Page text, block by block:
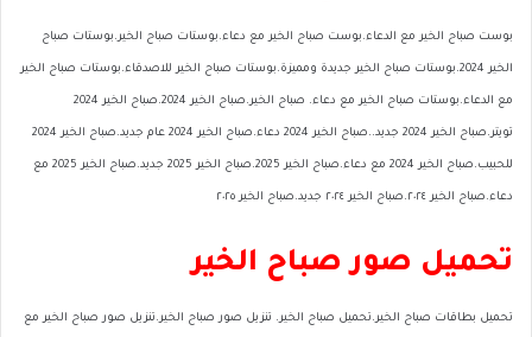
بوست صباح الخير مع الدعاء.بوست صباح الخير مع دعاء.بوستات صباح الخير.بوستات صباح
الخير 2024.بوستات صباح الخير جديدة ومميزة.بوستات صباح الخير للاصدقاء.بوستات صباح الخير
مع الدعاء.بوستات صباح الخير مع دعاء. صباح الخير.صباح الخير 2024.صباح الخير 2024
تويتر.صباح الخير 2024 جديد..صباح الخير 2024 دعاء.صباح الخير 2024 عام جديد.صباح الخير 2024
للحبيب.صباح الخير 2024 مع دعاء.صباح الخير 2025.صباح الخير 2025 جديد.صباح الخير 2025 مع
دعاء.صباح الخير ٢٠٢٤.صباح الخير ٢٠٢٤ جديد.صباح الخير ٢٠٢٥
تحميل صور صباح الخير
تحميل بطاقات صباح الخير.تحميل صباح الخير. تنزيل صور صباح الخير.تنزيل صور صباح الخير مع